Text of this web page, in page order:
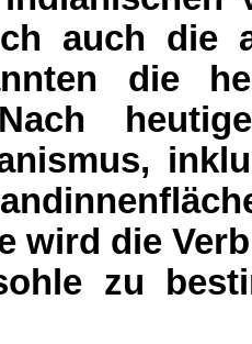
auch die
die
wird die
zu